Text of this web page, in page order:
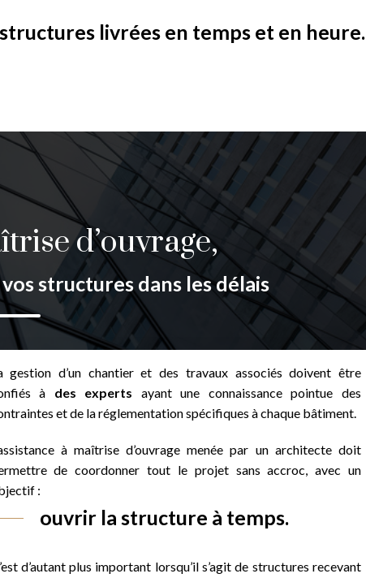
livrées en temps et en heure.
d’ouvrage,
structures dans les délais
gestion d’un chantier et des travaux associés doivent être
à des experts ayant une connaissance pointue des
et de la réglementation spécifiques à chaque bâtiment.
à maîtrise d’ouvrage menée par un architecte doit
de coordonner tout le projet sans accroc, avec un
:
ouvrir la structure à temps.
d’autant plus important lorsqu’il s’agit de structures recevant